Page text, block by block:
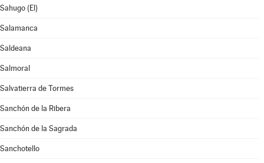
Sahugo (El)
Salamanca
Saldeana
Salmoral
Salvatierra de Tormes
Sanchón de la Ribera
Sanchón de la Sagrada
Sanchotello